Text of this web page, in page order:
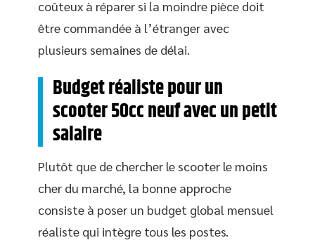
coûteux à réparer si la moindre pièce doit
être commandée à l’étranger avec
plusieurs semaines de délai.
Budget réaliste pour un
scooter 50cc neuf avec un petit
salaire
Plutôt que de chercher le scooter le moins
cher du marché, la bonne approche
consiste à poser un budget global mensuel
réaliste qui intègre tous les postes.